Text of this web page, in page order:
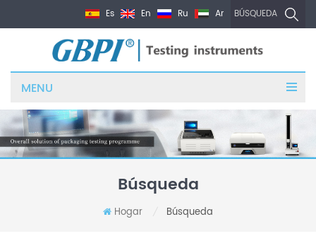
BÚSQUEDA
Es En Ru Ar
MENU
Búsqueda
Hogar Búsqueda